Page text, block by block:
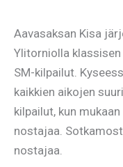
Aavasaksan Kisa
Ylitorniolla
SM-kilpailut.
kaikkien aikojen
kilpailut, kun
nostajaa.
nostajaa.